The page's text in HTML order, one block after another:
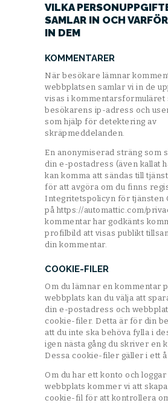
VILKA
SAMLAR IN OCH
IN DEM
KOMMENTARER
När besökare lämnar
webbplatsen samlar vi in de
visas i kommentarsformuläret
besökarens ip-adress och
som hjälp för detektering av
skräpmeddelanden.
En anonymiserad sträng som
din e-postadress (även kallat
kan komma att sändas till
för att avgöra om du finns
Integritetspolicyn för tjänsten
på https://automattic.com/
kommentar har godkänts
profilbild att visas publikt
din kommentar.
COOKIE-FILER
Om du lämnar en kommentar
webbplats kan du välja att
din e-postadress och
cookie-filer. Detta är för din
att du inte ska behöva fylla i
igen nästa gång du skriver en
Dessa cookie-filer gäller i ett
Om du har ett konto och
webbplats kommer vi att
cookie-fil för att kontrollera